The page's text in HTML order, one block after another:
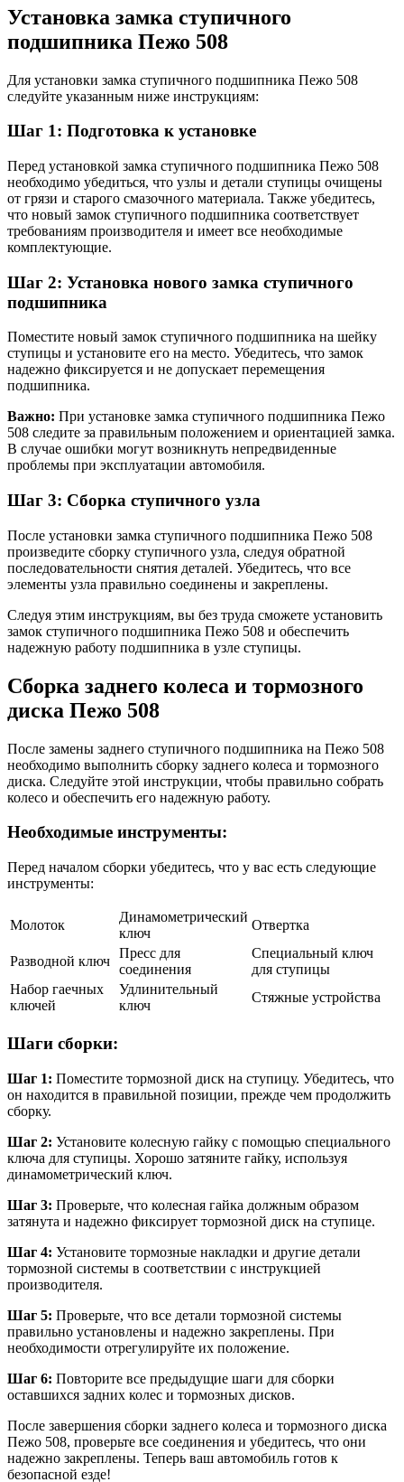
Установка замка ступичного
подшипника Пежо 508
Для установки замка ступичного подшипника Пежо 508
следуйте указанным ниже инструкциям:
Шаг 1: Подготовка к установке
Перед установкой замка ступичного подшипника Пежо 508
необходимо убедиться, что узлы и детали ступицы очищены
от грязи и старого смазочного материала. Также убедитесь,
что новый замок ступичного подшипника соответствует
требованиям производителя и имеет все необходимые
комплектующие.
Шаг 2: Установка нового замка ступичного
подшипника
Поместите новый замок ступичного подшипника на шейку
ступицы и установите его на место. Убедитесь, что замок
надежно фиксируется и не допускает перемещения
подшипника.
Важно: При установке замка ступичного подшипника Пежо
508 следите за правильным положением и ориентацией замка.
В случае ошибки могут возникнуть непредвиденные
проблемы при эксплуатации автомобиля.
Шаг 3: Сборка ступичного узла
После установки замка ступичного подшипника Пежо 508
произведите сборку ступичного узла, следуя обратной
последовательности снятия деталей. Убедитесь, что все
элементы узла правильно соединены и закреплены.
Следуя этим инструкциям, вы без труда сможете установить
замок ступичного подшипника Пежо 508 и обеспечить
надежную работу подшипника в узле ступицы.
Сборка заднего колеса и тормозного
диска Пежо 508
После замены заднего ступичного подшипника на Пежо 508
необходимо выполнить сборку заднего колеса и тормозного
диска. Следуйте этой инструкции, чтобы правильно собрать
колесо и обеспечить его надежную работу.
Необходимые инструменты:
Перед началом сборки убедитесь, что у вас есть следующие
инструменты:
Молоток
Динамометрический
ключ
Отвертка
Разводной ключ
Пресс для
соединения
Специальный ключ
для ступицы
Набор гаечных
ключей
Удлинительный
ключ
Стяжные устройства
Шаги сборки:
Шаг 1: Поместите тормозной диск на ступицу. Убедитесь, что
он находится в правильной позиции, прежде чем продолжить
сборку.
Шаг 2: Установите колесную гайку с помощью специального
ключа для ступицы. Хорошо затяните гайку, используя
динамометрический ключ.
Шаг 3: Проверьте, что колесная гайка должным образом
затянута и надежно фиксирует тормозной диск на ступице.
Шаг 4: Установите тормозные накладки и другие детали
тормозной системы в соответствии с инструкцией
производителя.
Шаг 5: Проверьте, что все детали тормозной системы
правильно установлены и надежно закреплены. При
необходимости отрегулируйте их положение.
Шаг 6: Повторите все предыдущие шаги для сборки
оставшихся задних колес и тормозных дисков.
После завершения сборки заднего колеса и тормозного диска
Пежо 508, проверьте все соединения и убедитесь, что они
надежно закреплены. Теперь ваш автомобиль готов к
безопасной езде!